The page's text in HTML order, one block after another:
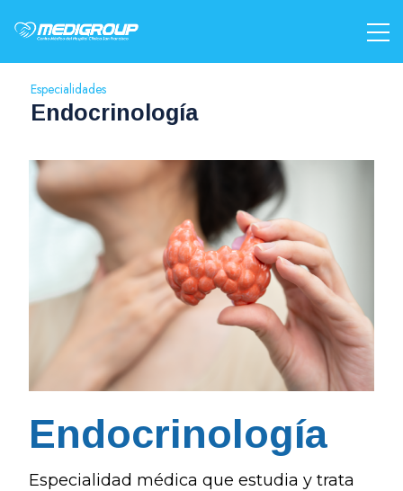
Especialidades
Endocrinología
Endocrinología
Especialidad médica que estudia y trata